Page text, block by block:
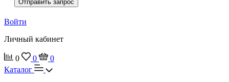
Отправить запрос
Войти
Личный кабинет
0 0
0
Каталог